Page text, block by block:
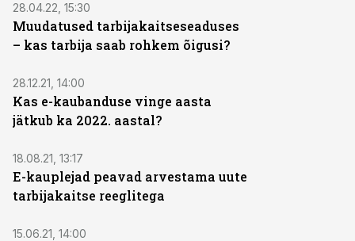
28.04.22, 15:30
Muudatused tarbijakaitseseaduses
– kas tarbija saab rohkem õigusi?
28.12.21, 14:00
Kas e-kaubanduse vinge aasta
jätkub ka 2022. aastal?
18.08.21, 13:17
E-kauplejad peavad arvestama uute
tarbijakaitse reeglitega
15.06.21, 14:00